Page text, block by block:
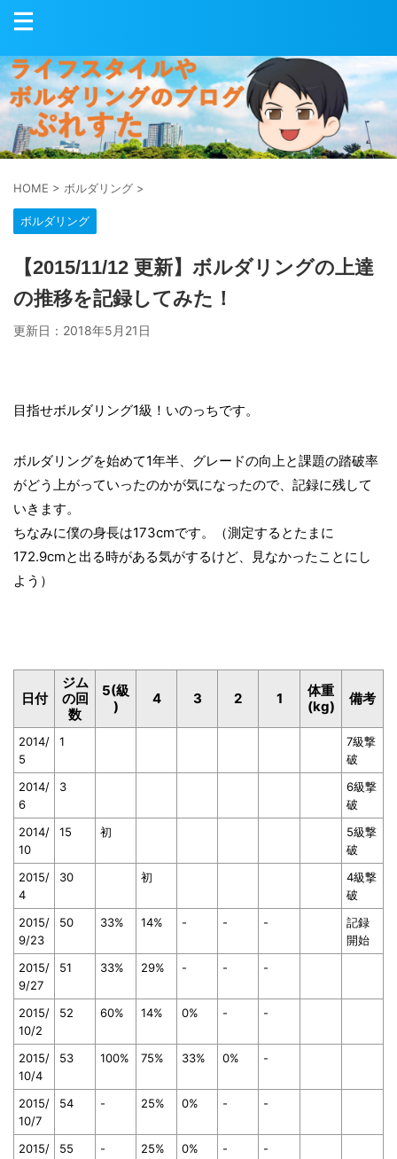
HOME > ボルダリング >
ボルダリング
【2015/11/12 更新】ボルダリングの上達
の推移を記録してみた！
更新日： 2018年5月21日
目指せボルダリング1級！いのっちです。
ボルダリングを始めて1年半、グレードの向上と課題の踏破率
がどう上がっていったのかが気になったので、記録に残して
いきます。
ちなみに僕の身長は173cmです。（測定するとたまに
172.9cmと出る時がある気がするけど、見なかったことにし
よう）
日付
ジム
の回
数
5(級
)
4 3 2 1
体重
(kg)
備考
2014/
5
1
7級撃
破
2014/
6
3
6級撃
破
2014/
10
15 初
5級撃
破
2015/
4
30 初
4級撃
破
2015/
9/23
50 33% 14% - - -
記録
開始
2015/
9/27
51 33% 29% - - -
2015/
10/2
52 60% 14% 0% - -
2015/
10/4
53 100% 75% 33% 0% -
2015/
10/7
54 - 25% 0% - -
2015/
55 - 25% 0% - -